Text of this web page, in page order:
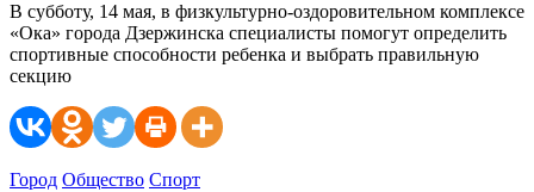
В субботу, 14 мая, в физкультурно-оздоровительном комплексе
«Ока» города Дзержинска специалисты помогут определить
спортивные способности ребенка и выбрать правильную
секцию
Город Общество Спорт